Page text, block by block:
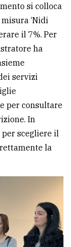
si colloca
‘Nidi
il 7%. Per
ha
servizi
per consultare
In
scegliere il
la